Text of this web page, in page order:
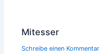
Mitesser
Schreibe einen Kommentar